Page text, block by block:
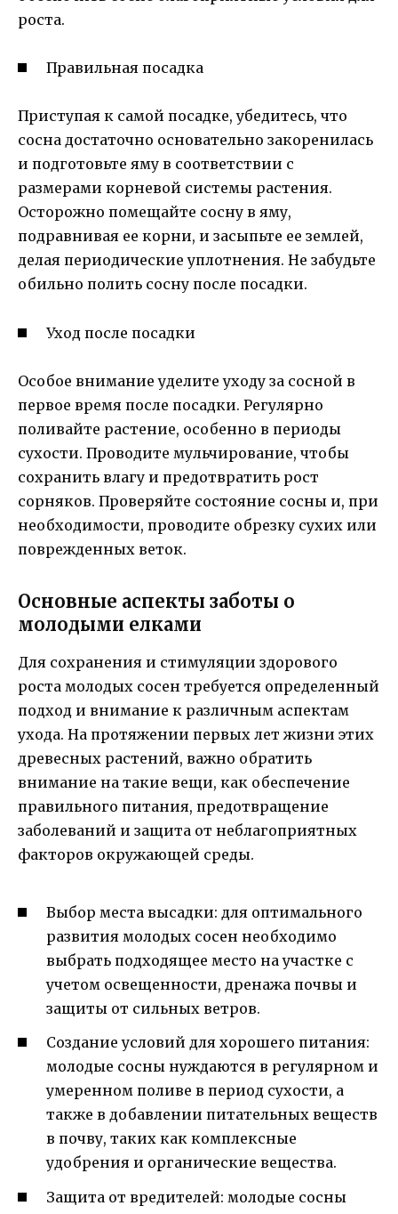
роста.
Правильная посадка
Приступая к самой посадке, убедитесь, что
сосна достаточно основательно закоренилась
и подготовьте яму в соответствии с
размерами корневой системы растения.
Осторожно помещайте сосну в яму,
подравнивая ее корни, и засыпьте ее землей,
делая периодические уплотнения. Не забудьте
обильно полить сосну после посадки.
Уход после посадки
Особое внимание уделите уходу за сосной в
первое время после посадки. Регулярно
поливайте растение, особенно в периоды
сухости. Проводите мульчирование, чтобы
сохранить влагу и предотвратить рост
сорняков. Проверяйте состояние сосны и, при
необходимости, проводите обрезку сухих или
поврежденных веток.
Основные аспекты заботы о
молодыми елками
Для сохранения и стимуляции здорового
роста молодых сосен требуется определенный
подход и внимание к различным аспектам
ухода. На протяжении первых лет жизни этих
древесных растений, важно обратить
внимание на такие вещи, как обеспечение
правильного питания, предотвращение
заболеваний и защита от неблагоприятных
факторов окружающей среды.
Выбор места высадки: для оптимального
развития молодых сосен необходимо
выбрать подходящее место на участке с
учетом освещенности, дренажа почвы и
защиты от сильных ветров.
Создание условий для хорошего питания:
молодые сосны нуждаются в регулярном и
умеренном поливе в период сухости, а
также в добавлении питательных веществ
в почву, таких как комплексные
удобрения и органические вещества.
Защита от вредителей: молодые сосны